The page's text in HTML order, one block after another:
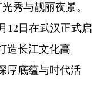
秀与靓丽夜景。
12日在武汉正式启
造长江文化高
厚底蕴与时代活